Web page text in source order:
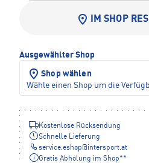
IM SHOP
Ausgewählter Shop
Shop wählen
Wähle einen Shop um die
Kostenlose Rücksendung
Schnelle Lieferung
service.eshop@intersport.at
Gratis Abholung im Shop**